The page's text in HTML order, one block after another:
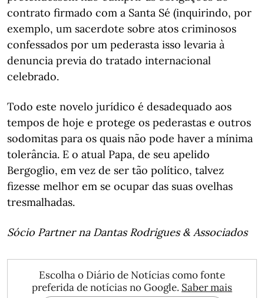
contrato firmado com a Santa Sé (inquirindo, por
exemplo, um sacerdote sobre atos criminosos
confessados por um pederasta isso levaria à
denuncia previa do tratado internacional
celebrado.
Todo este novelo jurídico é desadequado aos
tempos de hoje e protege os pederastas e outros
sodomitas para os quais não pode haver a mínima
tolerância. E o atual Papa, de seu apelido
Bergoglio, em vez de ser tão político, talvez
fizesse melhor em se ocupar das suas ovelhas
tresmalhadas.
Sócio Partner na Dantas Rodrigues & Associados
Escolha o Diário de Notícias como fonte
preferida de notícias no Google. Saber mais